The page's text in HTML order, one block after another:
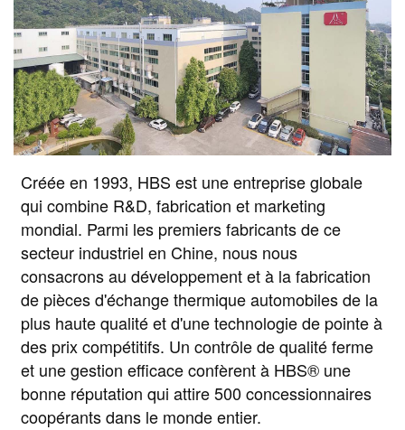
Créée en 1993, HBS est une entreprise globale
qui combine R&D, fabrication et marketing
mondial. Parmi les premiers fabricants de ce
secteur industriel en Chine, nous nous
consacrons au développement et à la fabrication
de pièces d'échange thermique automobiles de la
plus haute qualité et d'une technologie de pointe à
des prix compétitifs. Un contrôle de qualité ferme
et une gestion efficace confèrent à HBS® une
bonne réputation qui attire 500 concessionnaires
coopérants dans le monde entier.